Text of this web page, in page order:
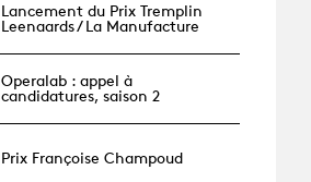
Lancement du Prix Tremplin
Leenaards / La Manufacture
Operalab : appel à
candidatures, saison 2
Prix Françoise Champoud